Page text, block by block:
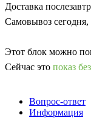
Доставка
Самовывоз сегодня,
Этот блок можно
Сейчас это показ
Вопрос-ответ
Информация